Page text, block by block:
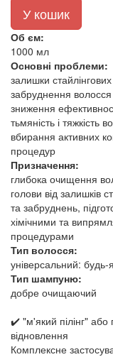
У кошик
Об єм:
1000 мл
Основні проблеми:
залишки стайлінгових
забруднення волосся
зниження
тьмяність і тяжкість
вбирання активних
процедур
Призначення:
глибока очищення
голови від залишків
та забруднень,
хімічними та
процедурами
Тип волосся:
універсальний:
Тип шампуню:
добре очищаючий
✔️ "м'який пілінг" або
відновлення
Комплексне